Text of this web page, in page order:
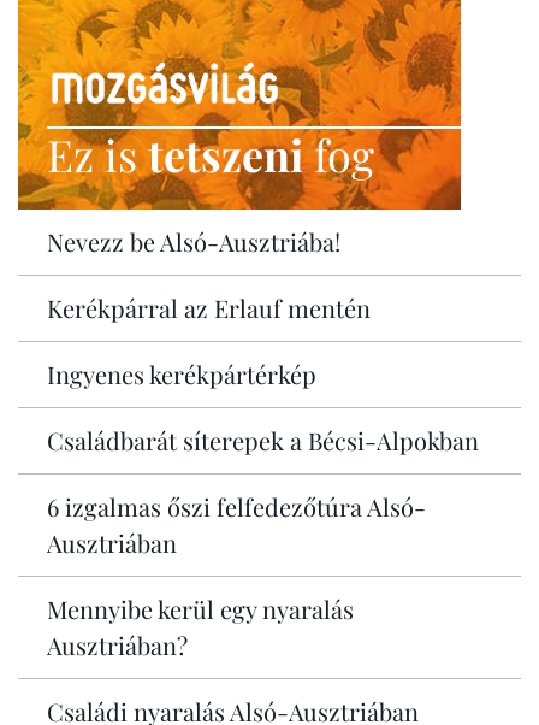
Ez istetszenifog
Nevezz be Alsó-Ausztriába!
Kerékpárral az Erlauf mentén
Ingyenes kerékpártérkép
Családbarát síterepek a Bécsi-Alpokban
6 izgalmas őszi felfedezőtúra Alsó-
Ausztriában
Mennyibe kerül egy nyaralás
Ausztriában?
Családi nyaralás Alsó-Ausztriában